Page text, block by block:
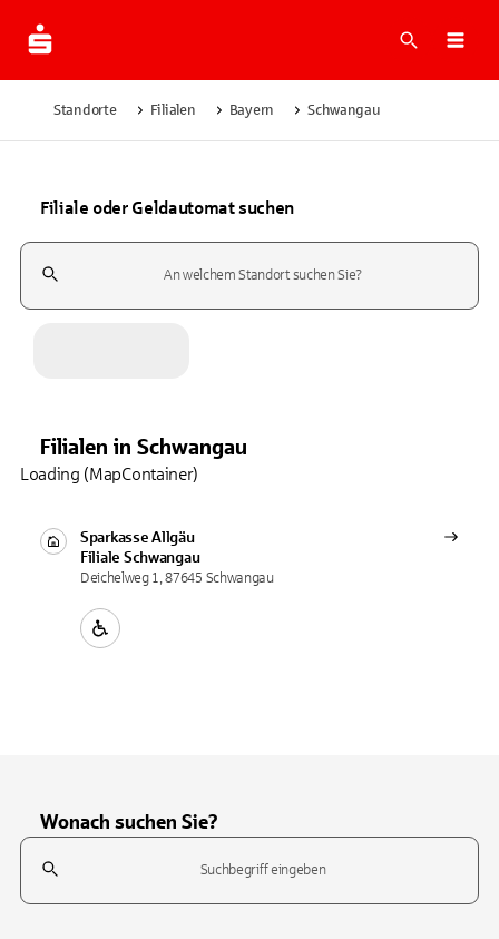
Suche
Standorte Filialen Bayern Schwangau
Filiale oder Geldautomat suchen
Suchfeld
Filialen in Schwangau
Sparkasse Allgäu
Filiale Schwangau
Deichelweg 1, 87645 Schwangau
Loading (MapContainer)
Wonach suchen Sie?
Suchfeld